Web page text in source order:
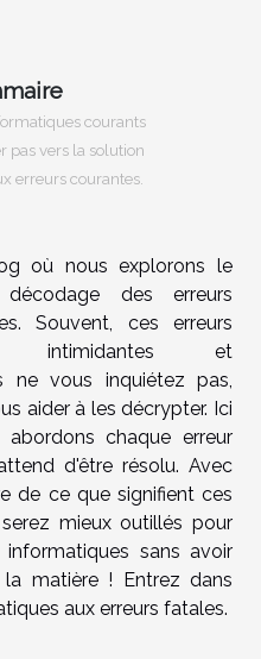
courants
pas vers la solution
erreurs courantes.
où nous explorons le
des erreurs
Souvent, ces erreurs
intimidantes et
ne vous inquiétez pas,
aider à les décrypter. Ici
abordons chaque erreur
d'être résolu. Avec
de ce que signifient ces
mieux outillés pour
sans avoir
matière ! Entrez dans
aux erreurs fatales.